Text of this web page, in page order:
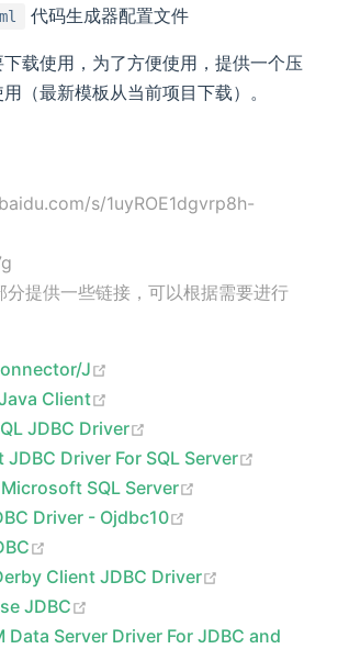
代码生成器配置文件
载使用，为了方便使用，提供一个压
（最新模板从当前项目下载）。
s/1uyROE1dgvrp8h-
分提供一些链接，可以根据需要进行
J
Client
JDBC Driver
Driver For SQL Server
SQL Server
Driver - Ojdbc10
Client JDBC Driver
JDBC
Data Server Driver For JDBC and